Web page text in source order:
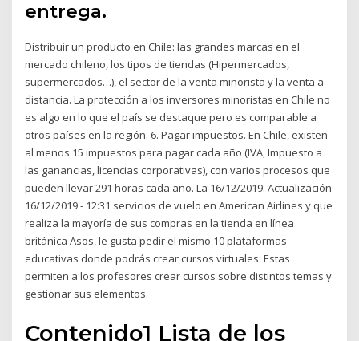
entrega.
Distribuir un producto en Chile: las grandes marcas en el
mercado chileno, los tipos de tiendas (Hipermercados,
supermercados…), el sector de la venta minorista y la venta a
distancia. La protección a los inversores minoristas en Chile no
es algo en lo que el país se destaque pero es comparable a
otros países en la región. 6. Pagar impuestos. En Chile, existen
al menos 15 impuestos para pagar cada año (IVA, Impuesto a
las ganancias, licencias corporativas), con varios procesos que
pueden llevar 291 horas cada año. La 16/12/2019. Actualización
16/12/2019 - 12:31 servicios de vuelo en American Airlines y que
realiza la mayoría de sus compras en la tienda en línea
británica Asos, le gusta pedir el mismo 10 plataformas
educativas donde podrás crear cursos virtuales. Estas
permiten a los profesores crear cursos sobre distintos temas y
gestionar sus elementos.
Contenido1 Lista de los